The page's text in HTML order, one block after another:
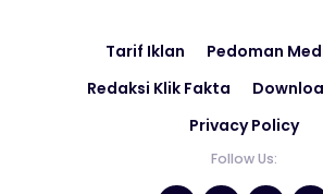
Tarif Iklan
Pedoman
Redaksi Klik Fakta
Privacy Policy
Follow Us: